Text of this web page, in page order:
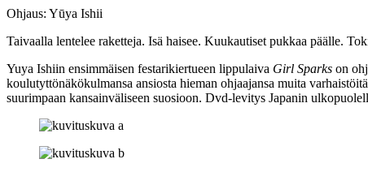
Ohjaus: Yūya Ishii
Taivaalla lentelee raketteja. Isä haisee. Kuukautiset pukkaa päälle.
Yuya Ishiin ensimmäisen festarikiertueen lippulaiva Girl Sparks on
koulutyttönäkökulmansa ansiosta hieman ohjaajansa muita
suurimpaan kansainväliseen suosioon. Dvd‑levitys Japanin